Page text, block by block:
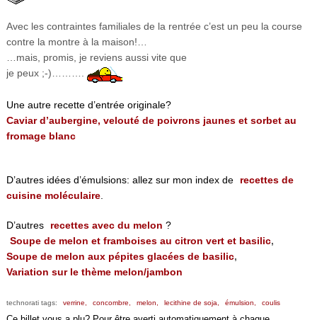
Avec les contraintes familiales de la rentrée c’est un peu la course
contre la montre à la maison!…
…mais, promis, je reviens aussi vite que
je peux ;-)……….
Une autre recette d’entrée originale?
Caviar d’aubergine, velouté de poivrons jaunes et sorbet au
fromage blanc
D’autres idées d’émulsions: allez sur mon index de
recettes de
cuisine moléculaire.
D’autres recettes avec du melon ?
Soupe de melon et framboises au citron vert et basilic,
Soupe de melon aux pépites glacées de basilic,
Variation sur le thème melon/jambon
technorati tags: verrine, concombre, melon, lecithine de soja, émulsion, coulis